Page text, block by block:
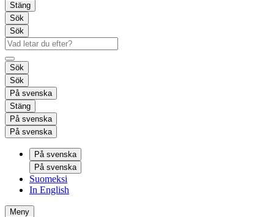
Stäng
Sök
Sök
Sök
Sök
På svenska
Stäng
På svenska
På svenska
På svenska
På svenska
Suomeksi
In English
Meny